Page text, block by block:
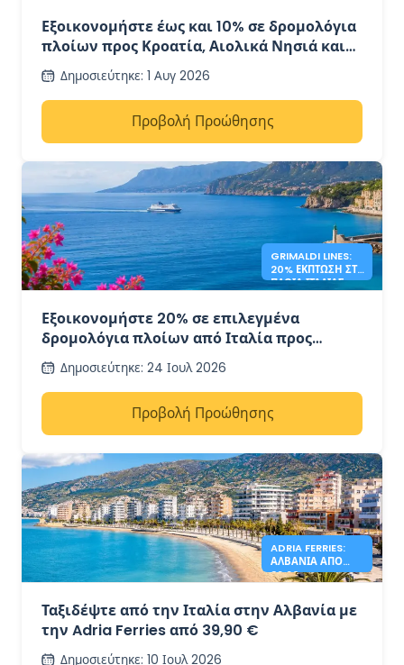
Εξοικονομήστε έως και 10% σε δρομολόγια
πλοίων προς Κροατία, Αιολικά Νησιά και
Ποντινικά Νησιά με την SNAV
Δημοσιεύτηκε: 1 Αυγ 2026
Προβολή Προώθησης
GRIMALDI LINES:
20% ΈΚΠΤΩΣΗ ΣΤΑ
ΠΛΟΊΑ ΙΤΑΛΊΑΣ –
Εξοικονομήστε 20% σε επιλεγμένα
δρομολόγια πλοίων από Ιταλία προς
Ελλάδα με την Grimaldi Lines
Δημοσιεύτηκε: 24 Ιουλ 2026
Προβολή Προώθησης
ADRIA FERRIES:
ΑΛΒΑΝΊΑ ΑΠΌ
39,90€
Ταξιδέψτε από την Ιταλία στην Αλβανία με
την Adria Ferries από 39,90 €
Δημοσιεύτηκε: 10 Ιουλ 2026